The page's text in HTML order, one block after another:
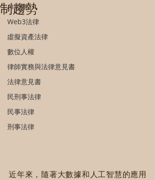
AI法律
Web3法律
虛擬資產法律
數位人權
律師實務與法律意見書
法律意見書
民刑事法律
民事法律
刑事法律
制趨勢
近年來，隨著大數據和人工智慧的應用